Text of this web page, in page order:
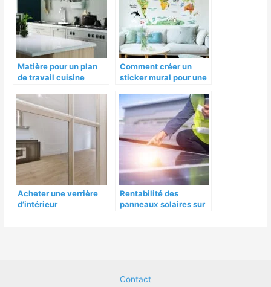
Matière pour un plan
de travail cuisine
Comment créer un
sticker mural pour une
Acheter une verrière
d’intérieur
Rentabilité des
panneaux solaires sur
Contact